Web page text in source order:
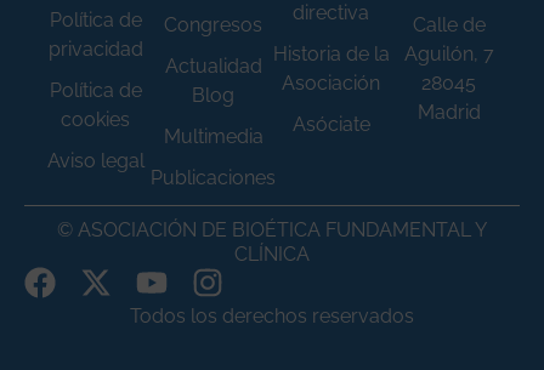
Política de
privacidad
Política de
cookies
Aviso legal
Congresos
Actualidad
Blog
Multimedia
Publicaciones
directiva
Historia de la
Asociación
Asóciate
Calle de
Aguilón, 7
28045
Madrid
© ASOCIACIÓN DE BIOÉTICA FUNDAMENTAL Y
CLÍNICA
Todos los derechos reservados